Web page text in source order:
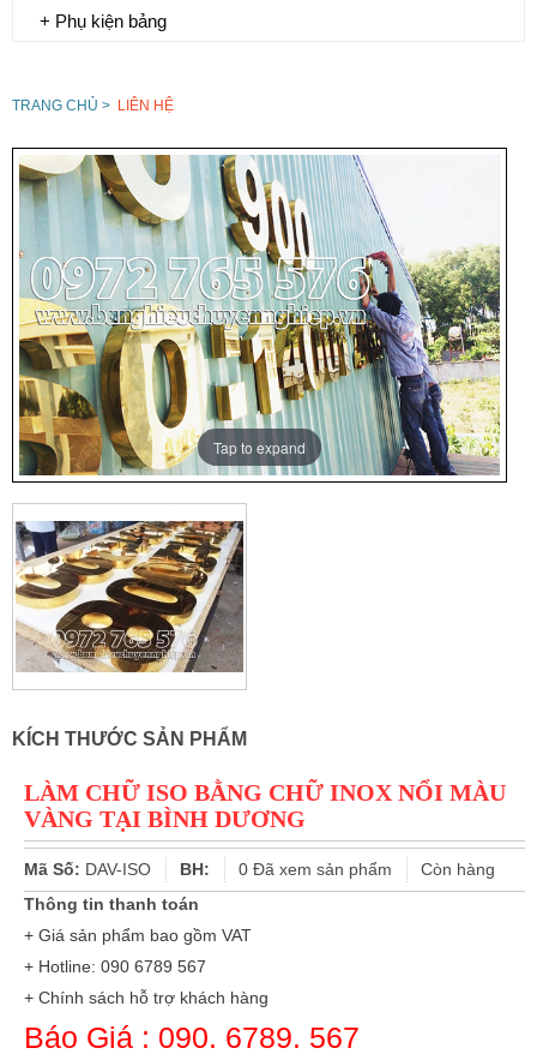
+ Phụ kiện bảng
TRANG CHỦ > LIÊN HỆ
Tap to expand
KÍCH THƯỚC SẢN PHẨM
LÀM CHỮ ISO BẰNG CHỮ INOX NỔI MÀU
VÀNG TẠI BÌNH DƯƠNG
Mã Số: DAV-ISO BH: 0 Đã xem sản phẩm
Còn hàng
Thông tin thanh toán
+ Giá sản phẩm bao gồm VAT
+ Hotline: 090 6789 567
+ Chính sách hỗ trợ khách hàng
Báo Giá : 090. 6789. 567